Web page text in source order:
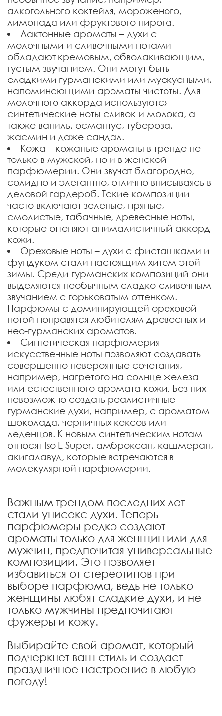
алкогольного коктейля, мороженого,
лимонада или фруктового пирога.
Лактонные ароматы – духи с
молочными и сливочными нотами
обладают кремовым, обволакивающим,
густым звучанием. Они могут быть
сладкими гурманскими или мускусными,
напоминающими ароматы чистоты. Для
молочного аккорда используются
синтетические ноты сливок и молока, а
также ваниль, османтус, тубероза,
жасмин и даже сандал.
Кожа – кожаные ароматы в тренде не
только в мужской, но и в женской
парфюмерии. Они звучат благородно,
солидно и элегантно, отлично вписываясь в
деловой гардероб. Такие композиции
часто включают зеленые, пряные,
смолистые, табачные, древесные ноты,
которые оттеняют анималистичный аккорд
кожи.
Ореховые ноты – духи с фисташками и
фундуком стали настоящим хитом этой
зимы. Среди гурманских композиций они
выделяются необычным сладко-сливочным
звучанием с горьковатым оттенком.
Парфюмы с доминирующей ореховой
нотой понравятся любителям древесных и
нео-гурманских ароматов.
Синтетическая парфюмерия –
искусственные ноты позволяют создавать
совершенно невероятные сочетания,
например, нагретого на солнце железа
или естественного аромата кожи. Без них
невозможно создать реалистичные
гурманские духи, например, с ароматом
шоколада, черничных кексов или
леденцов. К новым синтетическим нотам
относят Iso E Super, амброксан, кашмеран,
акигалавуд, которые встречаются в
молекулярной парфюмерии.
Важным трендом последних лет
стали унисекс духи. Теперь
парфюмеры редко создают
ароматы только для женщин или для
мужчин, предпочитая универсальные
композиции. Это позволяет
избавиться от стереотипов при
выборе парфюма, ведь не только
женщины любят сладкие духи, и не
только мужчины предпочитают
фужеры и кожу.
Выбирайте свой аромат, который
подчеркнет ваш стиль и создаст
праздничное настроение в любую
погоду!